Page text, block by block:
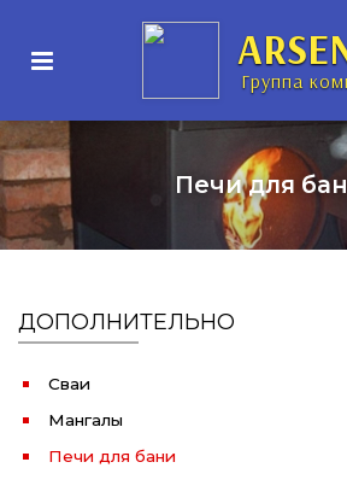
Группа
Печи для
ДОПОЛНИТЕЛЬНО
Сваи
Мангалы
Печи для бани